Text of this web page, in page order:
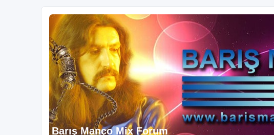
Barış Manço Mix Forum